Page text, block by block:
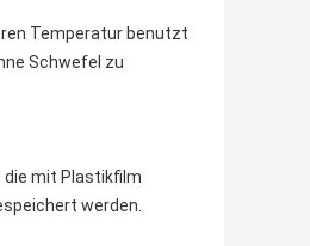
Temperatur benutzt
Schwefel zu
die mit Plastikfilm
werden.